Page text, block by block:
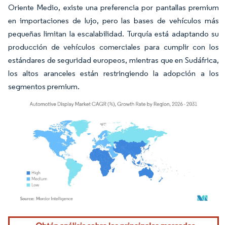
Oriente Medio, existe una preferencia por pantallas premium
en importaciones de lujo, pero las bases de vehículos más
pequeñas limitan la escalabilidad. Turquía está adaptando su
producción de vehículos comerciales para cumplir con los
estándares de seguridad europeos, mientras que en Sudáfrica,
los altos aranceles están restringiendo la adopción a los
segmentos premium.
Imagen © Mordor Intelligence. El uso requiere atribución según CC BY 4.0.